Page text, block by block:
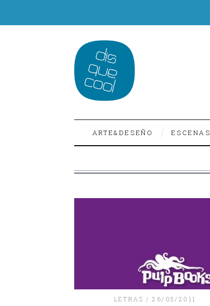
ARTE&DESEÑO ESCENAS
LETRAS 26/05/2011